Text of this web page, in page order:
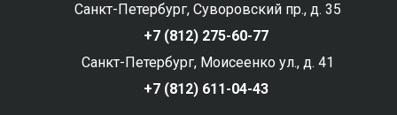
Санкт-Петербург, Суворовский пр., д. 35
+7 (812) 275-60-77
Санкт-Петербург, Моисеенко ул., д. 41
+7 (812) 611-04-43